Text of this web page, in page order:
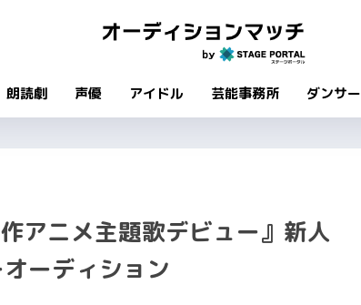
朗読劇 声優 アイドル 芸能事務所 ダンサー
ニメ主題歌デビュー』新人
ーディション